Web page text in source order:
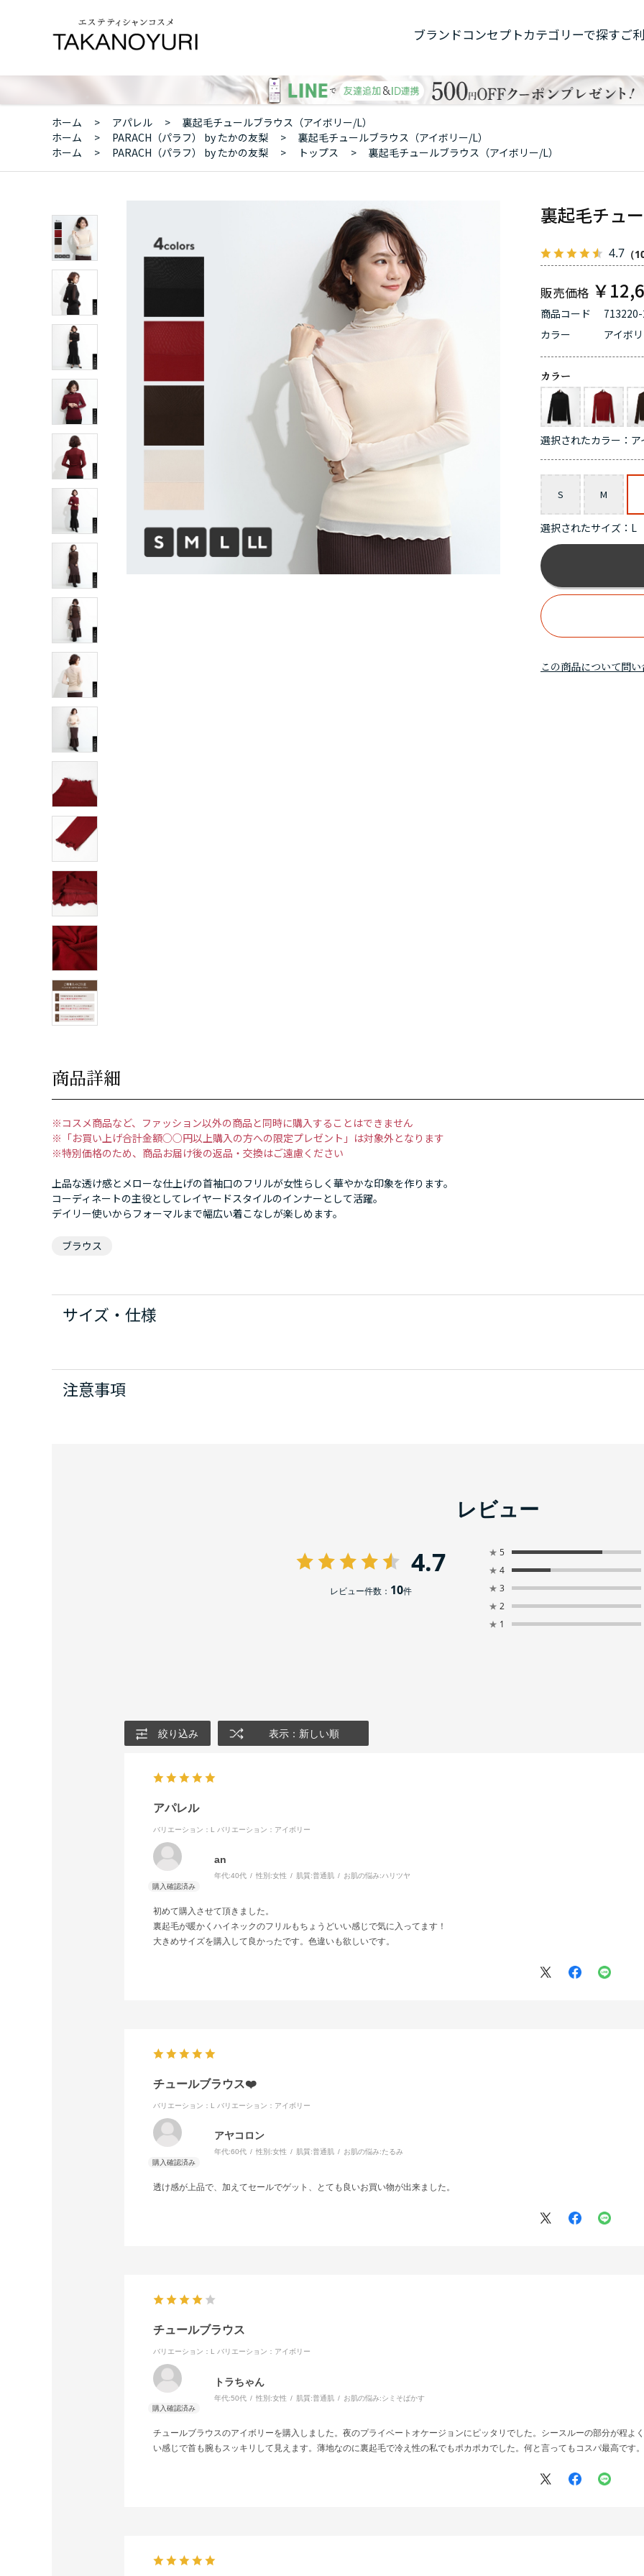
ブランドコンセプトカテゴリーで探すご
ホーム > アパレル >
裏起毛チュールブラウス（アイボリー/L）
ホーム
> PARACH（パラフ） by たかの友梨 >
裏起毛チュールブラウス（アイボリー/L）
ホーム
> PARACH（パラフ） by たかの友梨 > トップス > 裏起毛チュールブラウス（アイボリー/L）
裏起毛チュ
4.7 （
￥
商品コード
カラー
アイボ
カラー
選択されたカラー：ア
サイズ
S M
選択されたサイズ：L
この商品について問
商品詳細
※コスメ商品など、ファッション以外の商品と同時に購入することはできません
※「お買い上げ合計金額○○円以上購入の方への限定プレゼント」は対象外となります
※特別価格のため、商品お届け後の返品・交換はご遠慮ください
上品な透け感とメローな仕上げの首袖口のフリルが女性らしく華やかな印象を作ります。
コーディネートの主役としてレイヤードスタイルのインナーとして活躍。
デイリー使いからフォーマルまで幅広い着こなしが楽しめます。
ブラウス
サイズ・仕様
注意事項
レビュー
4.7
レビュー件数： 10件
★ 5
★ 4
★ 3
★ 2
★ 1
絞り込み 表示：新しい順
アパレル
バリエーション：L バリエーション：アイボリー
an
年代:40代 性別:女性 肌質:普通肌 お肌の悩み:ハリツヤ
初めて購入させて頂きました。
裏起毛が暖かくハイネックのフリルもちょうどいい感じで気に入ってます！
大きめサイズを購入して良かったです。色違いも欲しいです。
チュールブラウス❤️
バリエーション：L バリエーション：アイボリー
アヤコロン
年代:60代 性別:女性 肌質:普通肌 お肌の悩み:たるみ
透け感が上品で、加えてセールでゲット、とても良いお買い物が出来ました。
チュールブラウス
バリエーション：L バリエーション：アイボリー
トラちゃん
年代:50代 性別:女性 肌質:普通肌 お肌の悩み:シミそばかす
チュールブラウスのアイボリーを購入しました。夜のプライベートオケージョンにピッタリでした。シースルーの部分が程よ
い感じで首も腕もスッキリして見えます。薄地なのに裏起毛で冷え性の私でもポカポカでした。何と言ってもコスパ最高です